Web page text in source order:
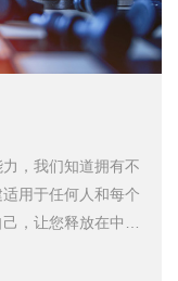
，我们知道拥有不
用于任何人和每个
，让您释放在中兴